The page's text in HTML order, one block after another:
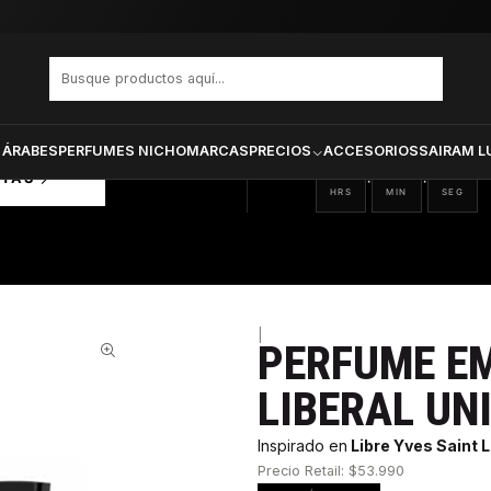
PERFUMES NICHOMARCASPRECIOS ACCESORIOSSAIRAM
LIBERAL UNISEX EDP 100 ML
11
HRS
: 08
MIN
: 41
SEG
PERFUME
LIBERAL
Inspirado en Libre Yves Saint
Precio Retail: $53.990